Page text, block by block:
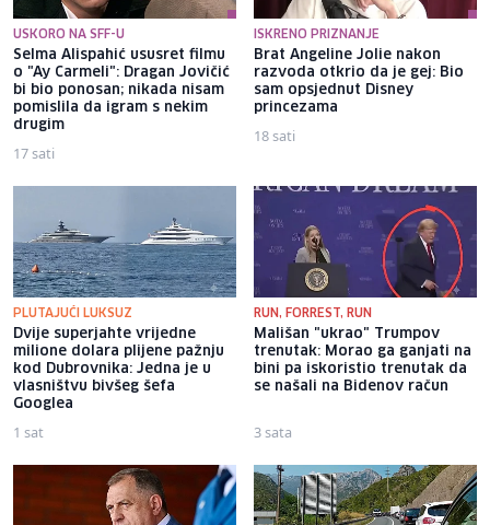
USKORO NA SFF-U
Selma Alispahić ususret filmu
o "Ay Carmeli": Dragan Jovičić
bi bio ponosan; nikada nisam
pomislila da igram s nekim
drugim
17 sati
ISKRENO PRIZNANJE
Brat Angeline Jolie nakon
razvoda otkrio da je gej: Bio
sam opsjednut Disney
princezama
18 sati
PLUTAJUĆI LUKSUZ
Dvije superjahte vrijedne
milione dolara plijene pažnju
kod Dubrovnika: Jedna je u
vlasništvu bivšeg šefa
Googlea
1 sat
RUN, FORREST, RUN
Mališan "ukrao" Trumpov
trenutak: Morao ga ganjati na
bini pa iskoristio trenutak da
se našali na Bidenov račun
3 sata